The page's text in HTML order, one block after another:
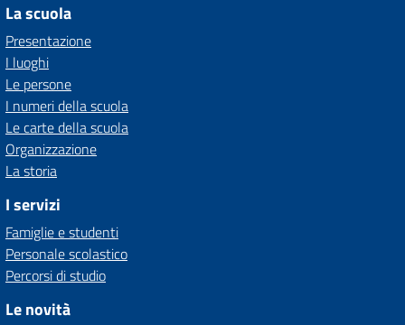
La scuola
Presentazione
I luoghi
Le persone
I numeri della scuola
Le carte della scuola
Organizzazione
La storia
I servizi
Famiglie e studenti
Personale scolastico
Percorsi di studio
Le novità